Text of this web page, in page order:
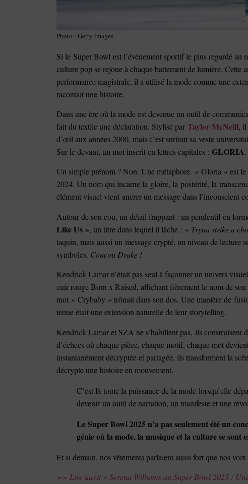
Photo : Getty images
Si le Super Bowl est l’événement sportif le plus regardé au
culture pop se rejoue à chaque battement de lumière.
performance magistrale, il a utilisé la mode comme une
racontait une histoire.
Dans une ère où la mode est devenue un outil de
fait du textile une déclaration. Stylisé par Taylor McNeill, il
d’œil aux années 2000, mais c’est surtout sa veste
Sur le devant, un mot inscrit en lettres capitales : GLORIA.
Un simple prénom ? Non. Une métaphore. « Gloria » est
2024. Un nom qui incarne la gloire, la postérité, la
élément visuel vient ancrer un message dans l’inconscient
Autour de son cou, un détail frappant : un pendentif en
Like Us », un titre dans lequel il lâche : « Tryna strike a
taquin, mais aussi un message crypté, un niveau de lecture
symboles. Coucou Drake !
Kendrick Lamar n’était pas seul à façonner un univers
cuir rouge Born x Raised, affichant fièrement le nom de
mot « Crybaby » trônait dans son dos. Une manière de
tenue était une extension naturelle de leur storytelling.
Kendrick Lamar et SZA ne s’habillent pas, ils construisent
d’échecs où chaque pièce, chaque motif, chaque mot
instantanément décryptée et partagée, ils transforment la
décrypte une histoire en mouvement.
C’est là toute la puissance de la mode lorsqu’elle
devenir un outil de narration, un manifeste et une
Le Super Bowl 2025 n’a pas seulement été un
génie où la mode, la musique et la culture se sont
Et si demain, nos vêtements parlaient aussi fort que nos voix
>> Lire aussi « Serena Williams au Super Bowl 2025 :